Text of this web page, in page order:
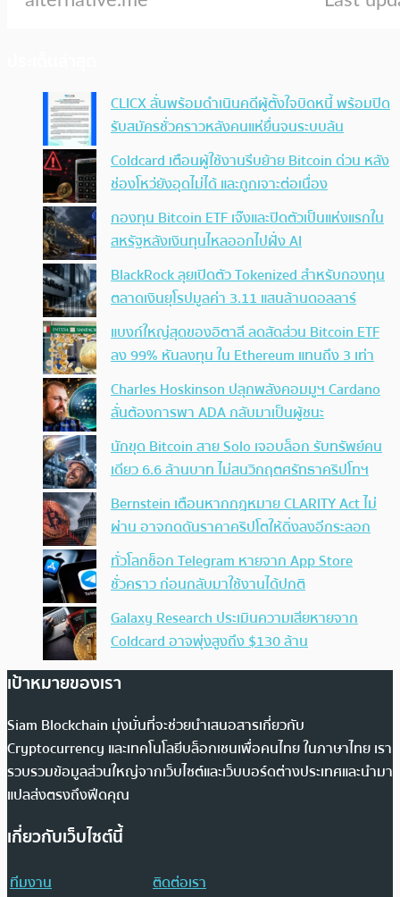
CLICX ลั่นพร้อมดำเนินคดีผู้ตั้งใจบิดหนี้ พร้อมปิด
รับสมัครชั่วคราวหลังคนแห่ยื่นจนระบบล้น
Coldcard เตือนผู้ใช้งานรีบย้าย Bitcoin ด่วน หลัง
ช่องโหว่ยังอุดไม่ได้ และถูกเจาะต่อเนื่อง
กองทุน Bitcoin ETF เจ๊งและปิดตัวเป็นแห่งแรกใน
สหรัฐหลังเงินทุนไหลออกไปฝั่ง AI
BlackRock ลุยเปิดตัว Tokenized สำหรับกองทุน
ตลาดเงินยุโรปมูลค่า 3.11 แสนล้านดอลลาร์
แบงก์ใหญ่สุดของอิตาลี ลดสัดส่วน Bitcoin ETF
ลง 99% หันลงทุน ใน Ethereum แทนถึง 3 เท่า
Charles Hoskinson ปลุกพลังคอมมูฯ Cardano
ลั่นต้องการพา ADA กลับมาเป็นผู้ชนะ
นักขุด Bitcoin สาย Solo เจอบล็อก รับทรัพย์คน
เดียว 6.6 ล้านบาท ไม่สนวิกฤตศรัทธาคริปโทฯ
Bernstein เตือนหากกฎหมาย CLARITY Act ไม่
ผ่าน อาจกดดันราคาคริปโตให้ดิ่งลงอีกระลอก
ทั่วโลกช็อก Telegram หายจาก App Store
ชั่วคราว ก่อนกลับมาใช้งานได้ปกติ
Galaxy Research ประเมินความเสียหายจาก
Coldcard อาจพุ่งสูงถึง $130 ล้าน
เป้าหมายของเรา
Siam Blockchain มุ่งมั่นที่จะช่วยนำเสนอสารเกี่ยวกับ
Cryptocurrency และเทคโนโลยีบล็อกเชนเพื่อคนไทย ในภาษาไทย เรา
รวบรวมข้อมูลส่วนใหญ่จากเว็บไซต์และเว็บบอร์ดต่างประเทศและนำมา
แปลส่งตรงถึงฟีดคุณ
เกี่ยวกับเว็บไซต์นี้
ทีมงาน
ติดต่อเรา